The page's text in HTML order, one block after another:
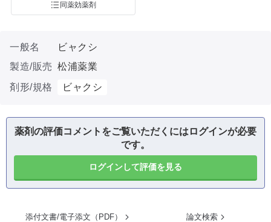
同薬効薬剤
一般名
ビャクシ
製造/販売 松浦薬業
剤形/規格
ビャクシ
薬剤の評価コメントをご覧いただくにはログインが必要
です。
ログインして評価を見る
添付文書/電子添文（PDF） 論文検索